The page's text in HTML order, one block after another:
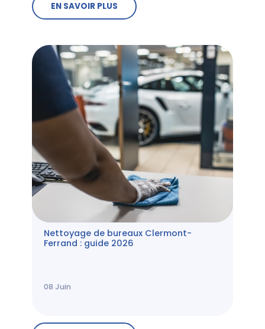
EN SAVOIR PLUS
Nettoyage de bureaux Clermont-
Ferrand : guide 2026
08 Juin